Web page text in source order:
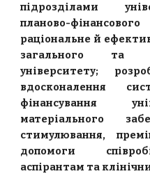
підрозділами
планово-
раціональне й
загального та
університету;
вдосконалення
фінансування
матеріального
стимулювання,
допомоги
аспірантам та